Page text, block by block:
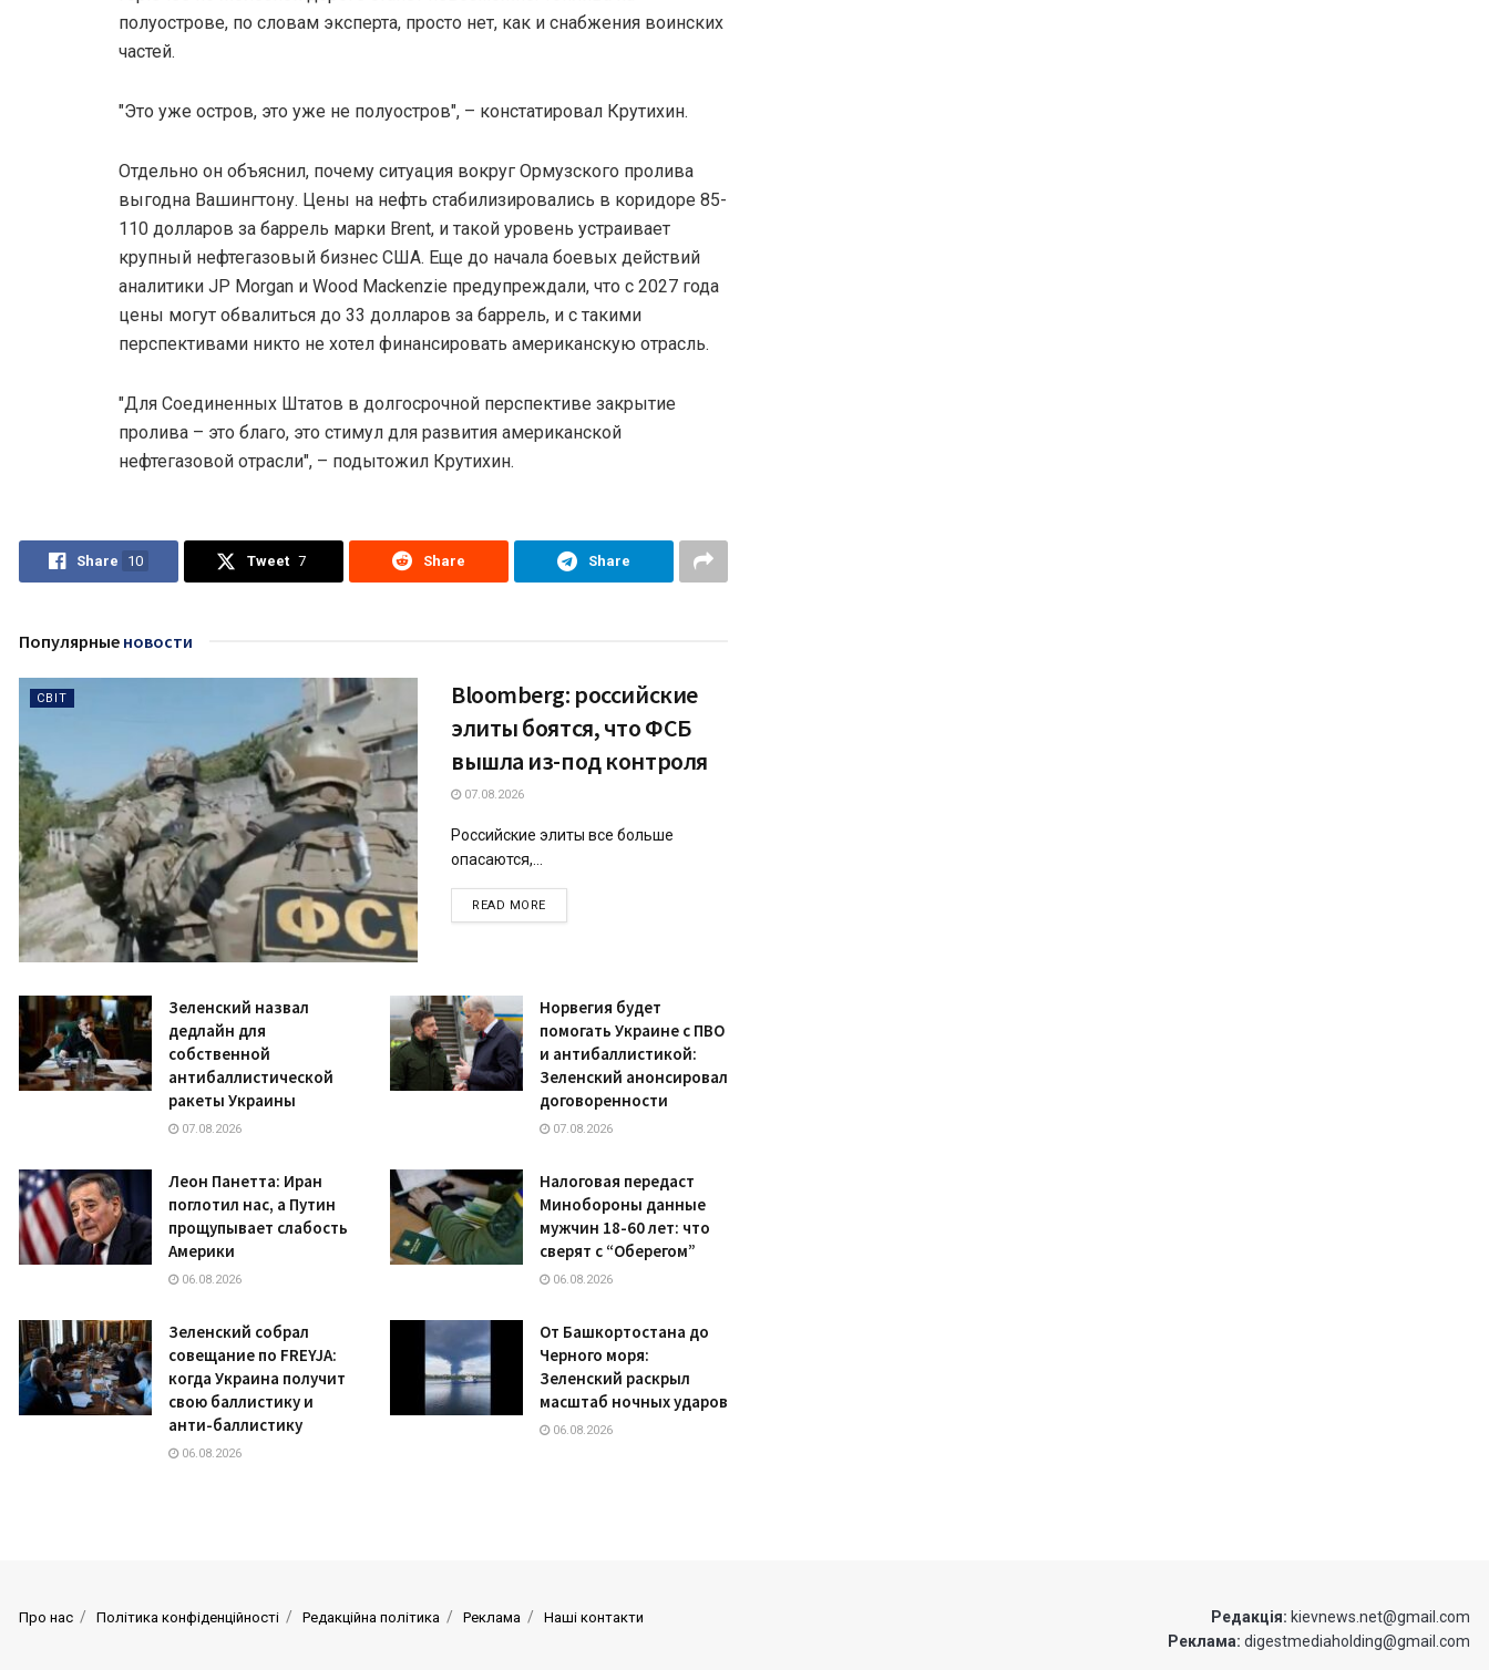
полуострове, по словам эксперта, просто нет, как и снабжения воинских
частей.
"Это уже остров, это уже не полуостров", – констатировал Крутихин.
Отдельно он объяснил, почему ситуация вокруг Ормузского пролива
выгодна Вашингтону. Цены на нефть стабилизировались в коридоре 85-
110 долларов за баррель марки Brent, и такой уровень устраивает
крупный нефтегазовый бизнес США. Еще до начала боевых действий
аналитики JP Morgan и Wood Mackenzie предупреждали, что с 2027 года
цены могут обвалиться до 33 долларов за баррель, и с такими
перспективами никто не хотел финансировать американскую отрасль.
"Для Соединенных Штатов в долгосрочной перспективе закрытие
пролива – это благо, это стимул для развития американской
нефтегазовой отрасли", – подытожил Крутихин.
Share 10 Tweet 7 Share Share
Популярные новости
СВІТ
Bloomberg: российские
элиты боятся, что ФСБ
вышла из-под контроля
07.08.2026
Российские элиты все больше
опасаются,...
READ MOREDETAILS
Зеленский назвал
дедлайн для
собственной
антибаллистической
ракеты Украины
07.08.2026
Норвегия будет
помогать Украине с ПВО
и антибаллистикой:
Зеленский анонсировал
договоренности
07.08.2026
Леон Панетта: Иран
поглотил нас, а Путин
прощупывает слабость
Америки
06.08.2026
Налоговая передаст
Минобороны данные
мужчин 18-60 лет: что
сверят с “Оберегом”
06.08.2026
Зеленский собрал
совещание по FREYJA:
когда Украина получит
свою баллистику и
анти-баллистику
06.08.2026
От Башкортостана до
Черного моря:
Зеленский раскрыл
масштаб ночных ударов
06.08.2026
Про нас Політика конфіденційності Редакційна політика Реклама Наші контакти Редакція: kievnews.net@gmail.com
Реклама: digestmediaholding@gmail.com